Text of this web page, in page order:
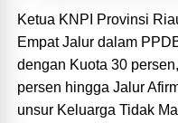
Ketua KNPI Provinsi
Empat Jalur dalam
dengan Kuota 30
persen hingga Jalur
unsur Keluarga Tidak